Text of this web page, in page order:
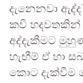
දැනෙනවා
කවි හදවතකින්
අද්දැකීමට
හැඟීම් ඒ හා
කොට දැක්වීම